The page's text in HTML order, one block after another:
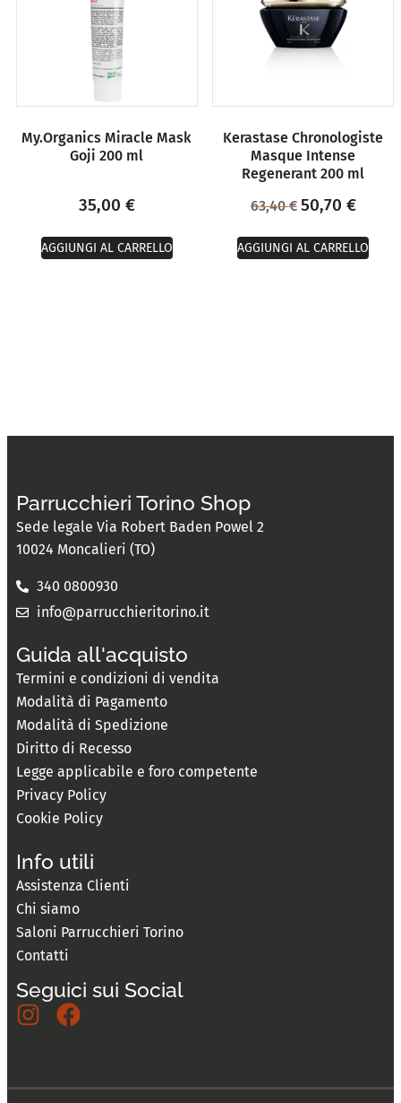
My.Organics Miracle Mask
Goji 200 ml
35,00 €
AGGIUNGI AL CARRELLO
Kerastase Chronologiste
Masque Intense
Regenerant 200 ml
63,40€ 50,70 €
AGGIUNGI AL CARRELLO
Parrucchieri Torino Shop
Sede legale Via Robert Baden Powel 2
10024 Moncalieri (TO)
340 0800930
info@parrucchieritorino.it
Guida all'acquisto
Termini e condizioni di vendita
Modalità di Pagamento
Modalità di Spedizione
Diritto di Recesso
Legge applicabile e foro competente
Privacy Policy
Cookie Policy
Info utili
Assistenza Clienti
Chi siamo
Saloni Parrucchieri Torino
Contatti
Seguici sui Social